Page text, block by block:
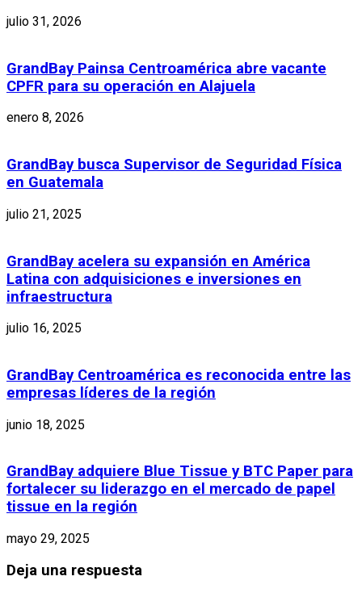
julio 31, 2026
GrandBay Painsa Centroamérica abre vacante
CPFR para su operación en Alajuela
enero 8, 2026
GrandBay busca Supervisor de Seguridad Física
en Guatemala
julio 21, 2025
GrandBay acelera su expansión en América
Latina con adquisiciones e inversiones en
infraestructura
julio 16, 2025
GrandBay Centroamérica es reconocida entre las
empresas líderes de la región
junio 18, 2025
GrandBay adquiere Blue Tissue y BTC Paper para
fortalecer su liderazgo en el mercado de papel
tissue en la región
mayo 29, 2025
Deja una respuesta